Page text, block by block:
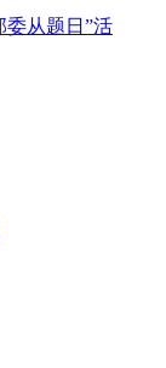
委从题日”活